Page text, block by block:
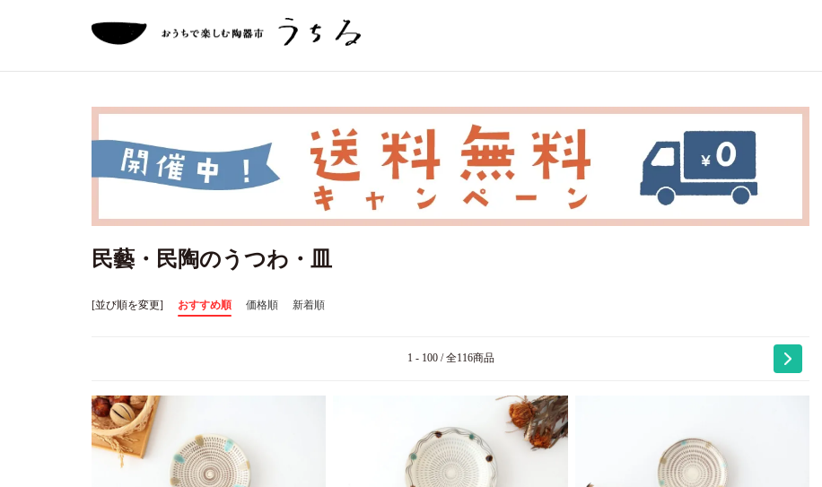
民藝・民陶のうつわ・皿
[並び順を変更] おすすめ順 価格順 新着順
1 - 100 / 全116商品